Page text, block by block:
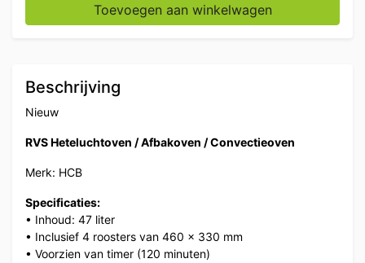
Toevoegen aan winkelwagen
Beschrijving
Nieuw
RVS Heteluchtoven / Afbakoven / Convectieoven
Merk: HCB
Specificaties:
• Inhoud: 47 liter
• Inclusief 4 roosters van 460 x 330 mm
• Voorzien van timer (120 minuten)